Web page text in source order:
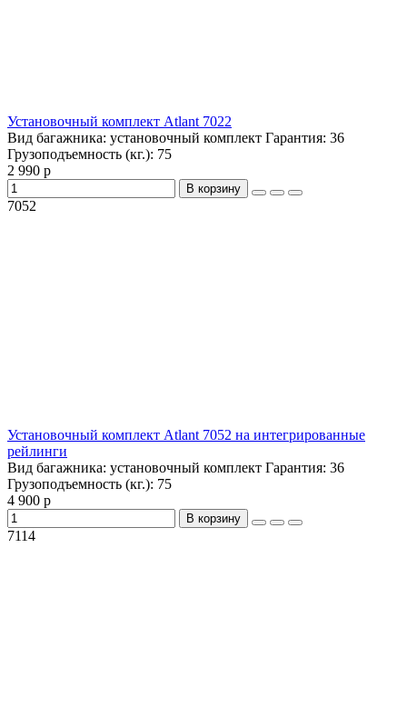
Установочный комплект Atlant 7022
Вид багажника: установочный комплект Гарантия: 36
Грузоподъемность (кг.): 75
2 990 р
В корзину
7052
Установочный комплект Atlant 7052 на интегрированные
рейлинги
Вид багажника: установочный комплект Гарантия: 36
Грузоподъемность (кг.): 75
4 900 р
В корзину
7114